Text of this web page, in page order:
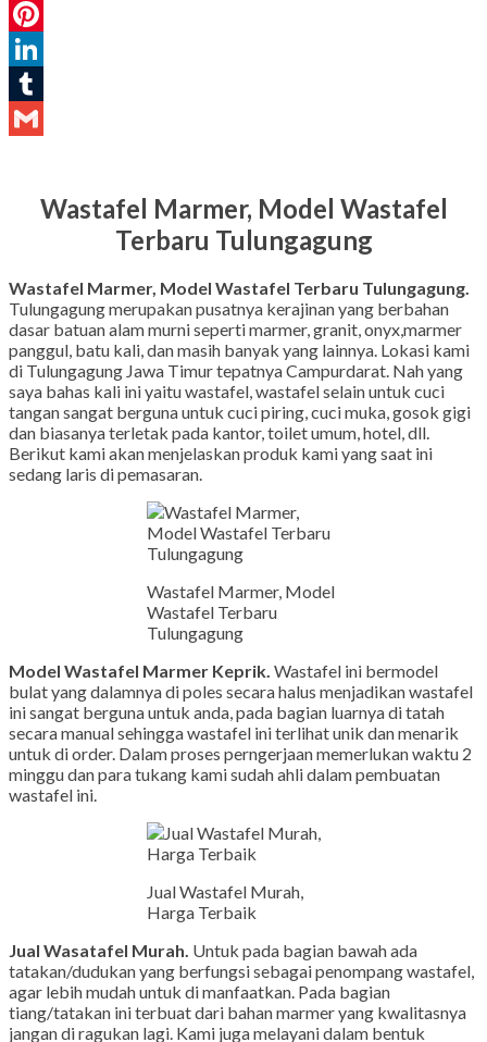
WhatsApp
Pinterest
LinkedIn
Tumblr
Wastafel Marmer, Model Wastafel
Terbaru Tulungagung
Wastafel Marmer, Model Wastafel Terbaru Tulungagung.
Tulungagung merupakan pusatnya kerajinan yang berbahan
dasar batuan alam murni seperti marmer, granit, onyx,marmer
panggul, batu kali, dan masih banyak yang lainnya. Lokasi kami
di Tulungagung Jawa Timur tepatnya Campurdarat. Nah yang
saya bahas kali ini yaitu wastafel, wastafel selain untuk cuci
tangan sangat berguna untuk cuci piring, cuci muka, gosok gigi
dan biasanya terletak pada kantor, toilet umum, hotel, dll.
Berikut kami akan menjelaskan produk kami yang saat ini
sedang laris di pemasaran.
Wastafel Marmer, Model
Wastafel Terbaru
Tulungagung
Model Wastafel Marmer Keprik. Wastafel ini bermodel
bulat yang dalamnya di poles secara halus menjadikan wastafel
ini sangat berguna untuk anda, pada bagian luarnya di tatah
secara manual sehingga wastafel ini terlihat unik dan menarik
untuk di order. Dalam proses perngerjaan memerlukan waktu 2
minggu dan para tukang kami sudah ahli dalam pembuatan
wastafel ini.
Jual Wastafel Murah,
Harga Terbaik
Jual Wasatafel Murah. Untuk pada bagian bawah ada
tatakan/dudukan yang berfungsi sebagai penompang wastafel,
agar lebih mudah untuk di manfaatkan. Pada bagian
tiang/tatakan ini terbuat dari bahan marmer yang kwalitasnya
jangan di ragukan lagi. Kami juga melayani dalam bentuk